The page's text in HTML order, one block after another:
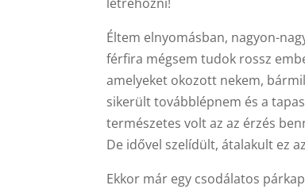
Éltem elnyomásban, nagyon-
férfira mégsem tudok rossz
amelyeket okozott nekem,
sikerült továbblépnem és a
természetes volt az az érzés
De idővel szelídült, átalakult ez
Ekkor már egy csodálatos